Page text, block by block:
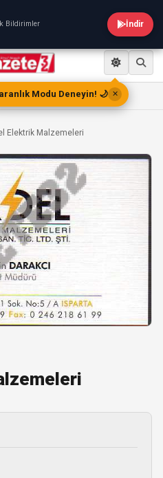
Bildirimler İndir
Elektrik Malzemeleri
Modu Deneyin! 🌙 ✕